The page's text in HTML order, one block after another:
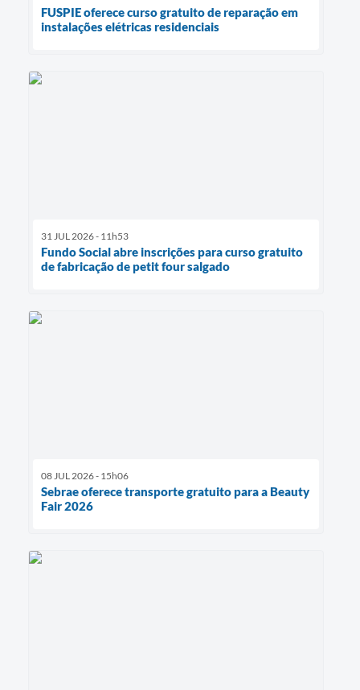
FUSPIE oferece curso gratuito de reparação em
instalações elétricas residenciais
31 JUL 2026 - 11h53
Fundo Social abre inscrições para curso gratuito
de fabricação de petit four salgado
08 JUL 2026 - 15h06
Sebrae oferece transporte gratuito para a Beauty
Fair 2026